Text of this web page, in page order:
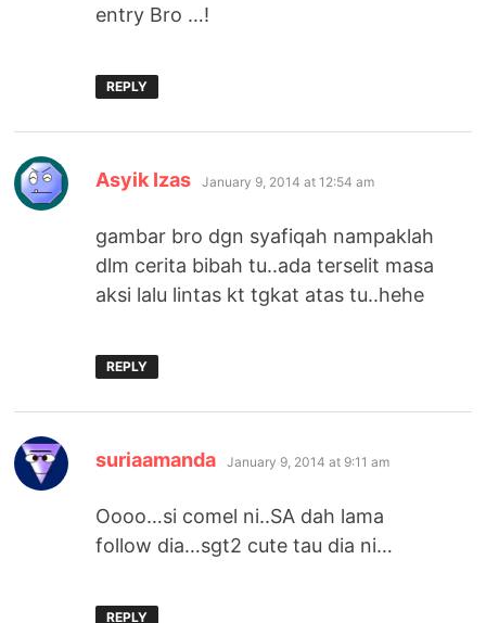
entry Bro …!
REPLY
Asyik Izas says:
January 9, 2014 at 12:54 am
gambar bro dgn syafiqah nampaklah
dlm cerita bibah tu..ada terselit masa
aksi lalu lintas kt tgkat atas tu..hehe
REPLY
suriaamanda says:
January 9, 2014 at 9:11 am
Oooo…si comel ni..SA dah lama
follow dia…sgt2 cute tau dia ni…
REPLY